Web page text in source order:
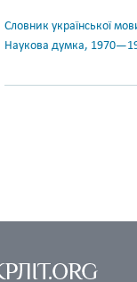
Словник української
Наукова думка,